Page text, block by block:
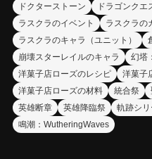
ドクターストーン
ドラゴンクエ
ラスクラのイベント
ラスクラの
ラスクラのキャラ（ユニット）
崩壊スターレイルのキャラ
幻塔
洋菓子店ローズのレシピ
洋菓子
洋菓子店ローズの材料
統合祭
英雄断章
英雄降臨祭 軌跡シ
鳴潮：WutheringWaves